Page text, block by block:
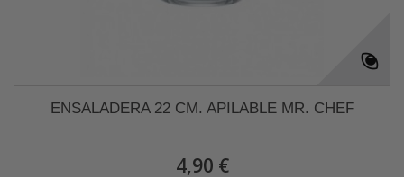
ENSALADERA 22 CM. APILABLE MR. CHEF
4,90 €